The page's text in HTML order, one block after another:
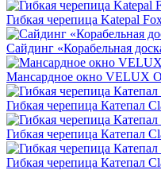
Гибкая черепица Katepal
Сайдинг «Корабельная
Мансардное окно VELUX
Гибкая черепица Катепал
Гибкая черепица Катепал
Гибкая черепица Катепал